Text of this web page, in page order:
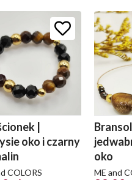
|
oko i czarny
COLORS
oko
ME and